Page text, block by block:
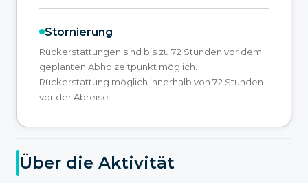
Stornierung
Rückerstattungen sind bis zu 72 Stunden vor dem
geplanten Abholzeitpunkt möglich.
Rückerstattung möglich innerhalb von 72 Stunden
vor der Abreise.
Über die Aktivität